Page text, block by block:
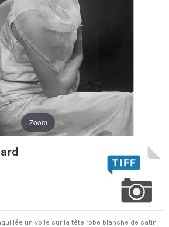
Zoom
un voile sur la tête robe blanche de satin